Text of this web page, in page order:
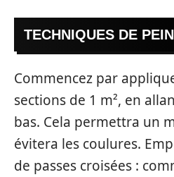
TECHNIQUES DE
Commencez par
sections de 1 m², en
bas. Cela permettra un
évitera les coulures.
de passes croisées :